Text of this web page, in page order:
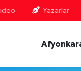
Yazarlar